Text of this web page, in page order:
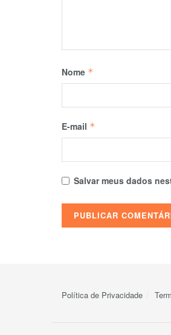
Nome *
E-mail *
Salvar meus dados
Política de Privacidade